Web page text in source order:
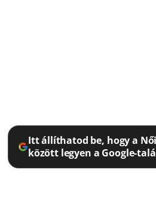
Itt állíthatod be, hogy a
között legyen a Google-